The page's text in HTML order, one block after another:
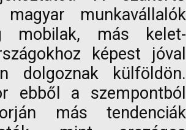
munkavállalók
mobilak, más kelet-
képest jóval
dolgoznak külföldön.
ebből a szempontból
más tendenciák